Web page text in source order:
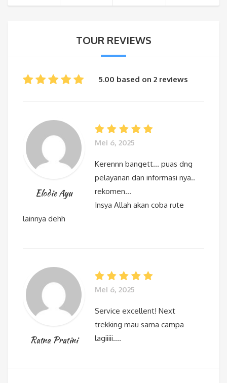
TOUR REVIEWS
5.00 based on 2 reviews
Elodie Ayu
Mei 6, 2025
Kerennn bangett… puas dng
pelayanan dan informasi nya..
rekomen…
Insya Allah akan coba rute
lainnya dehh
Ratna Pratini
Mei 6, 2025
Service excellent! Next
trekking mau sama campa
lagiiiii….